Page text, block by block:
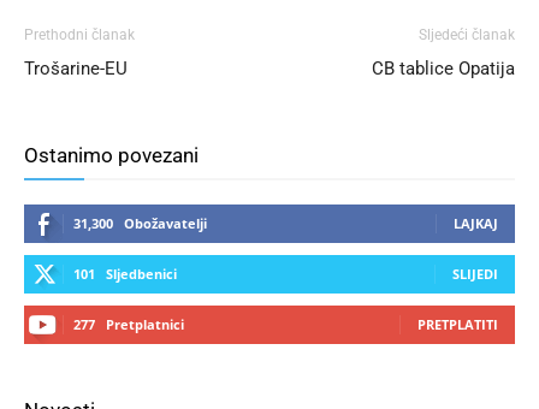
Prethodni članak
Trošarine-EU
Sljedeći članak
CB tablice Opatija
Ostanimo povezani
31,300 Obožavatelji LAJKAJ
101 Sljedbenici SLIJEDI
277 Pretplatnici PRETPLATITI